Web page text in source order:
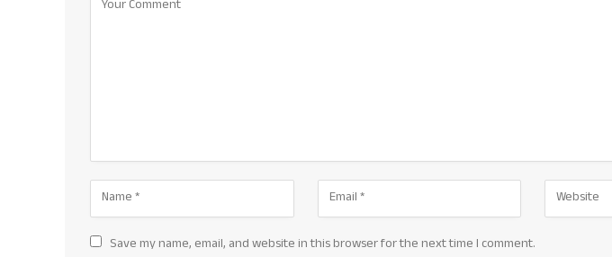
Save my name, email, and website in this browser for the next time I comment.